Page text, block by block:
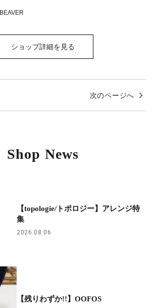
BEAVER
ショップ詳細を見る
次のページへ
Shop News
【topologie/トポロジー】アレンジ特
集
2026.08.06
【残りわずか!!】OOFOS